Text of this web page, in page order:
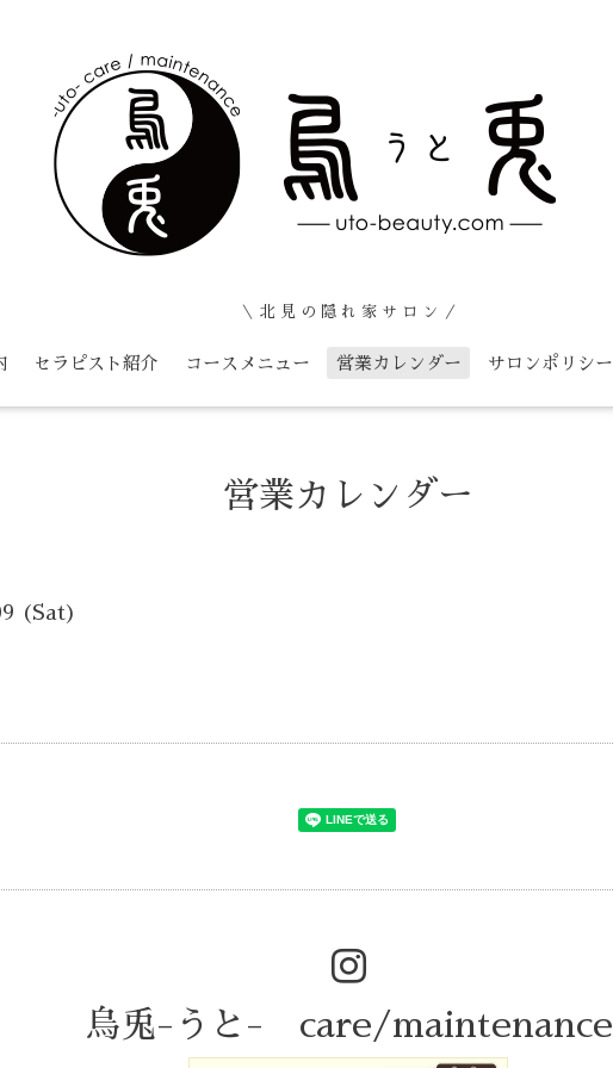
＼ 北 見 の 隠 れ 家 サ ロ ン ／
セラピスト紹介 コースメニュー 営業カレンダー サロンポリシー
営業カレンダー
(Sat)
烏兎-うと- care/maintenance